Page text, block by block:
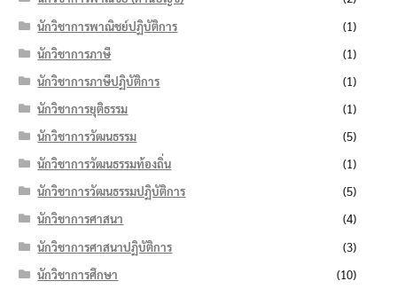
นักวิชาการพาณิชย์ปฏิบัติการ
(1)
นักวิชาการภาษี
(1)
นักวิชาการภาษีปฏิบัติการ
(1)
นักวิชาการยุติธรรม
(1)
นักวิชาการวัฒนธรรม
(5)
นักวิชาการวัฒนธรรมท้องถิ่น
(1)
นักวิชาการวัฒนธรรมปฏิบัติการ
(5)
นักวิชาการศาสนา
(4)
นักวิชาการศาสนาปฏิบัติการ
(3)
นักวิชาการศึกษา
(10)